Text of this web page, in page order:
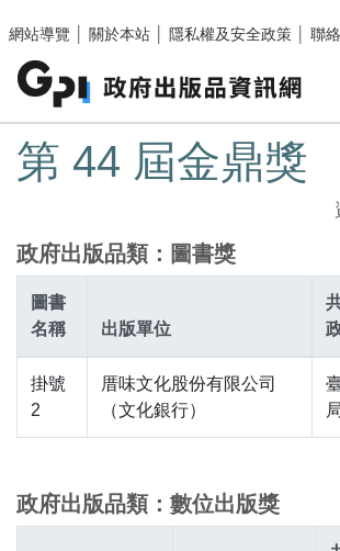
網站導覽
關於本站 隱私權及安全政策 聯
:::
第 44 屆金鼎獎
政府出版品類：圖書獎
圖書
名稱
出版單位
掛號
2
厝味文化股份有限公司
（文化銀行）
政府出版品類：數位出版獎